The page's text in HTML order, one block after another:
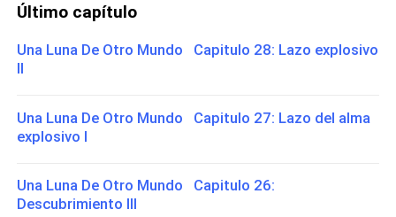
Último capítulo
Una Luna De Otro Mundo Capitulo 28: Lazo explosivo
II
Una Luna De Otro Mundo Capitulo 27: Lazo del alma
explosivo I
Una Luna De Otro Mundo Capitulo 26:
Descubrimiento III